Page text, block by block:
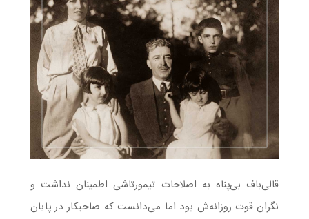
قالی‌باف بی‌پناه به اصلاحات تیمورتاشی اطمینان نداشت و
نگران قوت روزانه‌ش بود اما می‌دانست که صاحبکار در پایان